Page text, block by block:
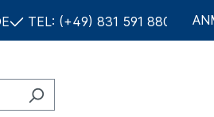
TEL: (+49) 831 591 880 10